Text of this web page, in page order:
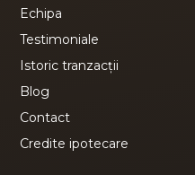
Echipa
Testimoniale
Istoric tranzacții
Blog
Contact
Credite ipotecare